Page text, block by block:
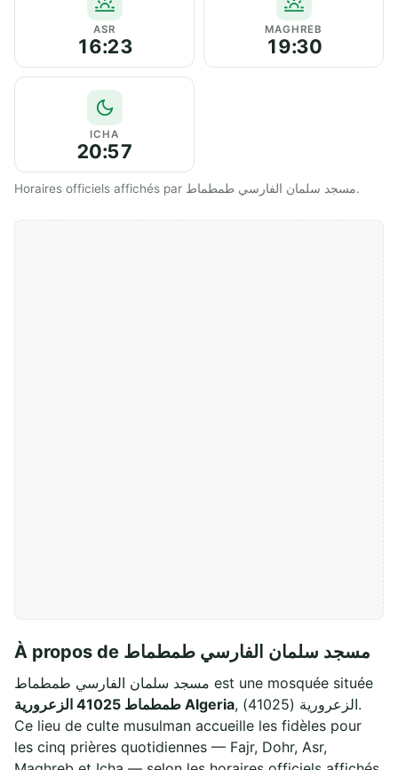
ASR
16:23
MAGHREB
19:30
ICHA
20:57
Horaires officiels affichés par مسجد سلمان الفارسي طمطماط.
À propos de مسجد سلمان الفارسي طمطماط
مسجد سلمان الفارسي طمطماط est une mosquée située
طمطماط 41025 الزعرورية Algeria, الزعرورية (41025).
Ce lieu de culte musulman accueille les fidèles pour
les cinq prières quotidiennes — Fajr, Dohr, Asr,